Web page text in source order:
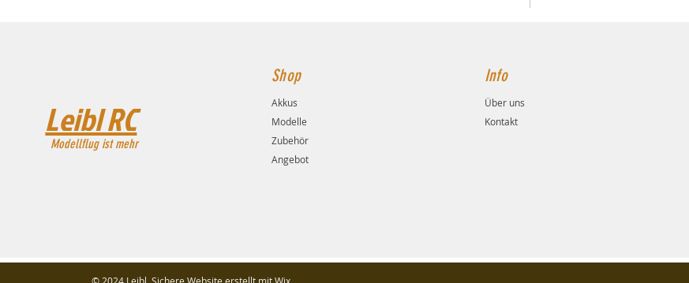
Modellflug ist mehr
Leibl RC
Shop
Akkus
Modelle
Zubehör
Angebot
Info
Über uns
Kontakt
© 2024 Leibl. Sichere Website erstellt mitWix